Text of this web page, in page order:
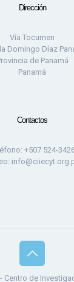
Dirección
Vía Tocumen
Domingo Díaz
de Panamá
Panamá
Contactos
+507 524-
- Centro de